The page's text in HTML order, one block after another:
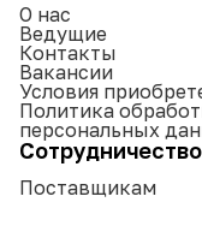
О нас
Ведущие
Контакты
Вакансии
Условия
Политика
персональных
Сотрудничество
Поставщикам